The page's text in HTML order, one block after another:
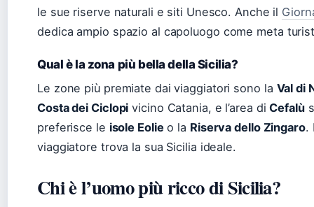
le sue riserve naturali e siti Unesco. Anche il
dedica ampio spazio al capoluogo come meta
Qual è la zona più bella della Sicilia?
Le zone più premiate dai viaggiatori sono la Val di
Costa dei Ciclopi vicino Catania, e l’area diCefalù
preferisce le isole Eolieo la Riserva dello Zingaro.
viaggiatore trova la sua Sicilia ideale.
Chi è l’uomo più ricco di Sicilia?